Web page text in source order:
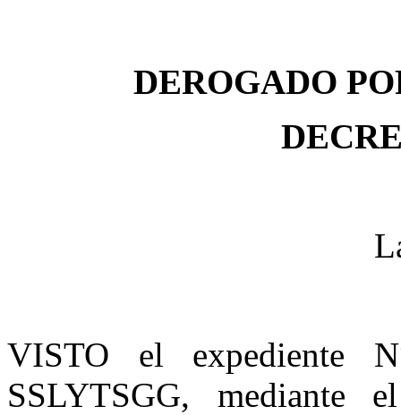
DEROGADO
VISTO el expediente
SSLYTSGG, mediante